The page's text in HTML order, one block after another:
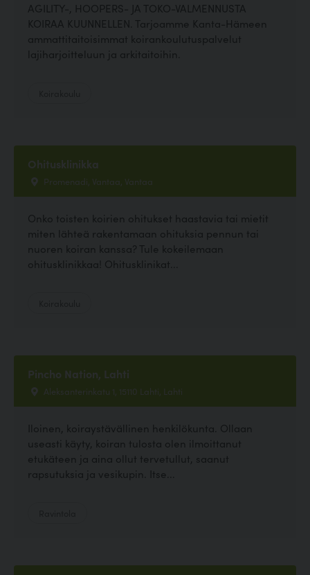
AGILITY-, HOOPERS- JA TOKO-VALMENNUSTA
KOIRAA KUUNNELLEN. Tarjoamme Kanta-Hämeen
ammattitaitoisimmat koirankoulutuspalvelut
lajiharjoitteluun ja arkitaitoihin.
Ohitusklinikka
Promenadi, Vantaa, Vantaa
Onko toisten koirien ohitukset haastavia tai mietit
miten lähteä rakentamaan ohituksia pennun tai
nuoren koiran kanssa? Tule kokeilemaan
ohitusklinikkaa! Ohitusklinikat...
Pincho Nation, Lahti
Aleksanterinkatu 1, 15110 Lahti, Lahti
Iloinen, koiraystävällinen henkilökunta. Ollaan
useasti käyty, koiran tulosta olen ilmoittanut
etukäteen ja aina ollut tervetullut, saanut
rapsutuksia ja vesikupin. Itse...